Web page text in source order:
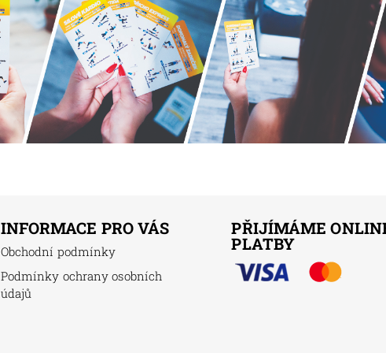
INFORMACE PRO VÁS
Obchodní podmínky
Podmínky ochrany osobních
údajů
PŘIJÍMÁME
PLATBY